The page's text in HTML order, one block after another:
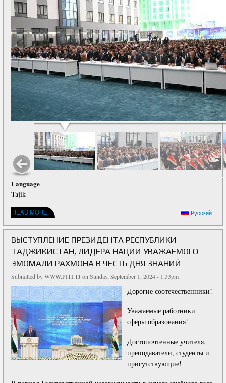
Language
Tajik
READ MORE
ABOUT СУХАНРОНИИ ПРЕЗИДЕНТИ ҶУМҲУРИИ ТОҶИКИСТОН, ПЕШВОИ МИЛЛАТ
Русский
ВЫСТУПЛЕНИЕ ПРЕЗИДЕНТА РЕСПУБЛИКИ
ТАДЖИКИСТАН, ЛИДЕРА НАЦИИ УВАЖАЕМОГО
ЭМОМАЛИ РАХМОНА В ЧЕСТЬ ДНЯ ЗНАНИЙ
Submitted byWWW.PITI.TJ on Sunday, September 1, 2024 - 1:33pm
Дорогие соотечественники!
Уважаемые работники
сферы образования!
Достопочтенные учителя,
преподаватели, студенты и
присутствующие!